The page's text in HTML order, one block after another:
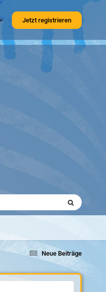
Jetzt registrieren
Neue Beiträge